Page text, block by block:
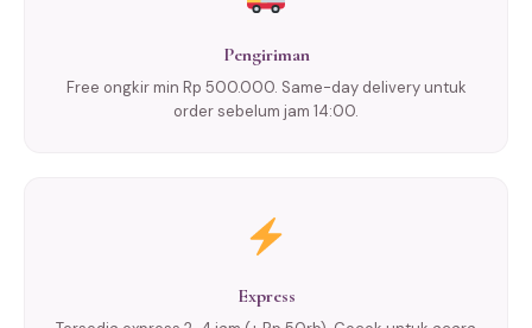
Pengiriman
Free ongkir min Rp 500.000. Same-day delivery untuk
order sebelum jam 14:00.
Express